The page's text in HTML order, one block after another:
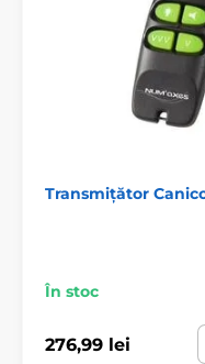
Radiouri pentru
Num´Axes
Transmițător
În stoc
276,99 lei